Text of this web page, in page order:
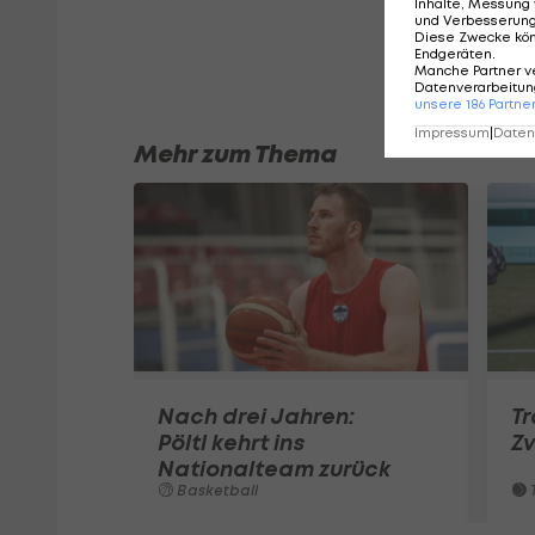
Mehr zum Thema
Nach drei Jahren:
Pöltl kehrt ins
Nationalteam zurück
Basketball
Inhalte, Messung
und
Diese Zwecke
Endgeräten.
Manche Partner
unsere 186 Partner
Impressum